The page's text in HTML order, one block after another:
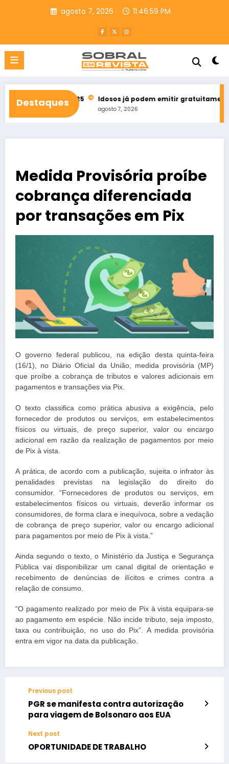
agosto 7, 2026 11:47:00 PM
Destaques
em 2025 Idosos já podem emitir gratuitamente
agosto 7, 2026
Medida Provisória proíbe
cobrança diferenciada
por transações em Pix
O governo federal publicou, na edição desta quinta-feira
(16/1), no Diário Oficial da União, medida provisória (MP)
que proíbe a cobrança de tributos e valores adicionais em
pagamentos e transações via Pix.
O texto classifica como prática abusiva a exigência, pelo
fornecedor de produtos ou serviços, em estabelecimentos
físicos ou virtuais, de preço superior, valor ou encargo
adicional em razão da realização de pagamentos por meio
de Pix à vista.
A prática, de acordo com a publicação, sujeita o infrator às
penalidades previstas na legislação do direito do
consumidor. “Fornecedores de produtos ou serviços, em
estabelecimentos físicos ou virtuais, deverão informar os
consumidores, de forma clara e inequívoca, sobre a vedação
de cobrança de preço superior, valor ou encargo adicional
para pagamentos por meio de Pix à vista.”
Ainda segundo o texto, o Ministério da Justiça e Segurança
Pública vai disponibilizar um canal digital de orientação e
recebimento de denúncias de ilícitos e crimes contra a
relação de consumo.
“O pagamento realizado por meio de Pix à vista equipara-se
ao pagamento em espécie. Não incide tributo, seja imposto,
taxa ou contribuição, no uso do Pix”. A medida provisória
entra em vigor na data da publicação.
Previous post
PGR se manifesta contra autorização
para viagem de Bolsonaro aos EUA
Next post
OPORTUNIDADE DE TRABALHO